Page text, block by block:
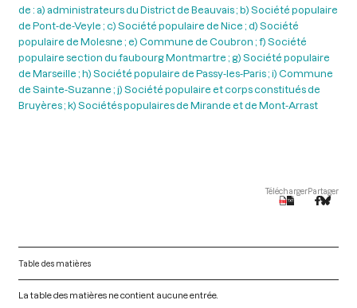
de : a) administrateurs du District de Beauvais ; b) Société populaire
de Pont-de-Veyle ; c) Société populaire de Nice ; d) Société
populaire de Molesne ; e) Commune de Coubron ; f) Société
populaire section du faubourg Montmartre ; g) Société populaire
de Marseille ; h) Société populaire de Passy-les-Paris ; i) Commune
de Sainte-Suzanne ; j) Société populaire et corps constitués de
Bruyères ; k) Sociétés populaires de Mirande et de Mont-Arrast
TéléchargerPartager
Table des matières
La table des matières ne contient aucune entrée.